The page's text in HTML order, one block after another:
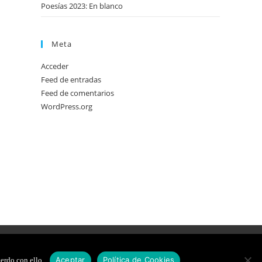
Poesías 2023: En blanco
Meta
Acceder
Feed de entradas
Feed de comentarios
WordPress.org
COOKIES DISEÑO WEB
con ello. Aceptar Política de Cookies